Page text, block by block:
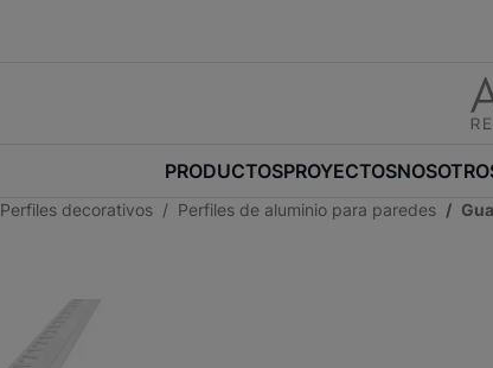
PRODUCTOSPROYECTOS
Perfiles decorativos Perfiles de aluminio para paredes